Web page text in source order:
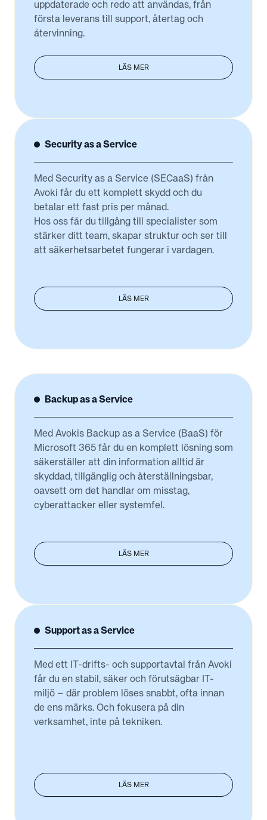
uppdaterade och redo att användas, från
första leverans till support, återtag och
återvinning.
LÄS MER
Security as a Service
Med Security as a Service (SECaaS) från
Avoki får du ett komplett skydd och du
betalar ett fast pris per månad.
Hos oss får du tillgång till specialister som
stärker ditt team, skapar struktur och ser till
att säkerhetsarbetet fungerar i vardagen.
LÄS MER
Backup as a Service
Med Avokis Backup as a Service (BaaS) för
Microsoft 365 får du en komplett lösning som
säkerställer att din information alltid är
skyddad, tillgänglig och återställningsbar,
oavsett om det handlar om misstag,
cyberattacker eller systemfel.
LÄS MER
Support as a Service
Med ett IT-drifts- och supportavtal från Avoki
får du en stabil, säker och förutsägbar IT-
miljö – där problem löses snabbt, ofta innan
de ens märks. Och fokusera på din
verksamhet, inte på tekniken.
LÄS MER